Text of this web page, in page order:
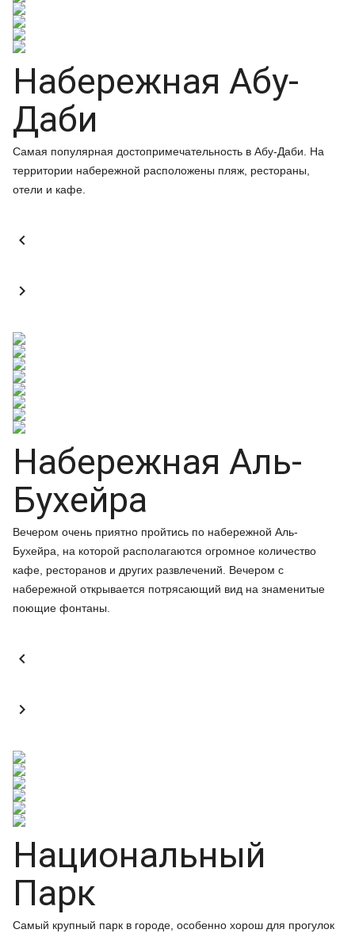
Набережная Абу-
Даби
Самая популярная достопримечательность в Абу-Даби. На
территории набережной расположены пляж, рестораны,
отели и кафе.


Набережная Аль-
Бухейра
Вечером очень приятно пройтись по набережной Аль-
Бухейра, на которой располагаются огромное количество
кафе, ресторанов и других развлечений. Вечером с
набережной открывается потрясающий вид на знаменитые
поющие фонтаны.


Национальный
Парк
Самый крупный парк в городе, особенно хорош для прогулок